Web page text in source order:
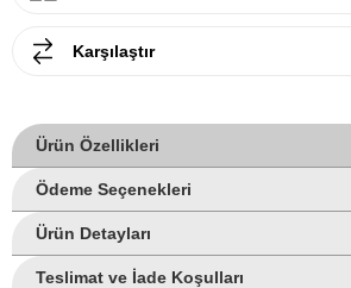
Karşılaştır
Ürün Özellikleri
Ödeme Seçenekleri
Ürün Detayları
Teslimat ve İade Koşulları